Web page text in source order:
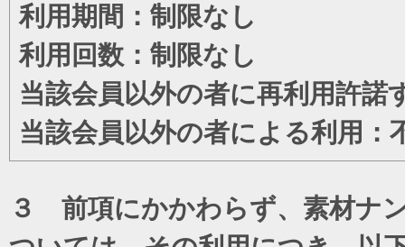
利用期間：制限なし
利用回数：制限なし
当該会員以外の者に再利用許諾
当該会員以外の者による利用：
３ 前項にかかわらず、素材ナ